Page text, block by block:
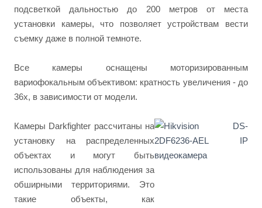
подсветкой дальностью до 200 метров от места
установки камеры, что позволяет устройствам вести
съемку даже в полной темноте.
Все камеры оснащены моторизированным
вариофокальным объективом: кратность увеличения - до
36х, в зависимости от модели.
Камеры Darkfighter рассчитаны на
установку на распределенных
объектах и могут быть
использованы для наблюдения за
обширными территориями. Это
такие объекты, как